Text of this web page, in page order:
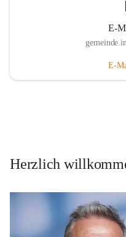
E-
E-
Herzlich